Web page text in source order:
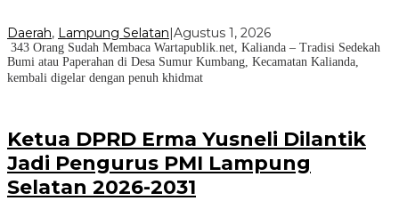
Daerah, Lampung Selatan|Agustus 1, 2026
343 Orang Sudah Membaca Wartapublik.net, Kalianda – Tradisi Sedekah
Bumi atau Paperahan di Desa Sumur Kumbang, Kecamatan Kalianda,
kembali digelar dengan penuh khidmat
Ketua DPRD Erma Yusneli Dilantik
Jadi Pengurus PMI Lampung
Selatan 2026-2031